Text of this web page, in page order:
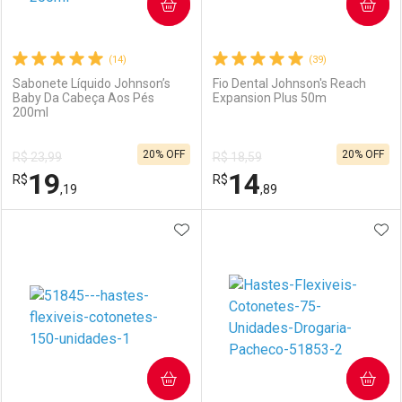
(14)
Sabonete Líquido Johnson’s
Baby Da Cabeça Aos Pés
200ml
R$ 23,99
R$19,19
20% OFF
COMPRAR
Laboratório
Por Menos
(39)
Fio Dental Johnson's Reach
Expansion Plus 50m
R$ 18,59
R$14,89
20% OFF
COMPRAR
Laboratório
Por Menos
ADICIONAR AOS FAVORITOS
COMPRAR COMPRAR